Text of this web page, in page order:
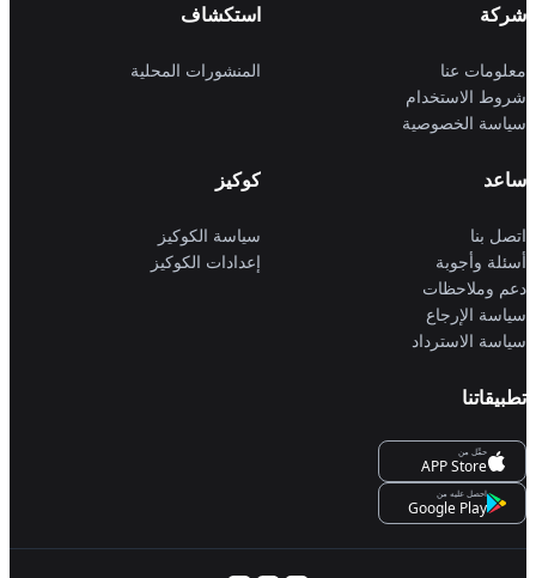
شركة
معلومات عنا
شروط الاستخدام
سياسة الخصوصية
استكشاف
المنشورات المحلية
ساعد
اتصل بنا
أسئلة وأجوبة
دعم وملاحظات
سياسة الإرجاع
سياسة الاسترداد
كوكيز
سياسة الكوكيز
إعدادات الكوكيز
تطبيقاتنا
حمِّل من
APP Store
احصل عليه من
Google Play